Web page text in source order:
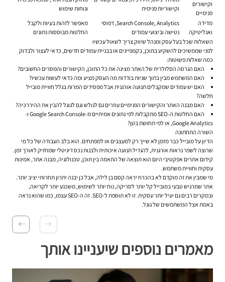
וקישורים
פנימיים
וקישוריות פנימית
ונוחות שימוש
מדידה
ואנליטיקה
Search Console, Analytics, דפוסי
נטישה וביצועי עמודים
מאפשר לזהות בעיות ולקבל
החלטות מבוססות נתונים
השאלות שכל בעל עסק ומנהל שיווק צריך לשאול עכשיו
לפני שממשיכים להשקיע בתוכן, בקמפיינים או בבניית עמודים חדשים, כדאי לעצור ולבדוק
כמה שאלות פשוטות:
האם הגרסה הסלולרית של האתר מציגה את כל התוכן, הקישורים והמסרים החשובים?
האם המשתמש מבין בתוך שניות בודדות מה העסק מציע ומה כדאי לעשות עכשיו?
האם יש עמודים שמקבלים תנועה אורגנית אבל מפסידים המרות בגלל חוויית מובייל
חלשה?
האם מבנה האתר והקישורים הפנימיים עוזרים גם לגולש וגם לגוגל להבין את ההיררכיה?
האם החלטות ה-SEO מתקבלות לפי נתונים אמיתיים מ-Google Search Console ו-
Google Analytics, או לפי תחושת בטן?
השורה התחתונה
הדיון על מובייל כבר מזמן לא שייך רק למעצבים או למפתחים. הוא בלב העבודה של כל מי
שרוצה לשפר נראות אורגנית, להגדיל תנועה איכותית ולבנות נכס דיגיטלי שמחזיק לאורך זמן.
קידום אתרים אפקטיבי היום הוא תוצאה של התאמה בין תוכן, טכנולוגיה, מבנה אתר, אמינות
עסקית וחוויית משתמש.
מי שמבין את זה מוקדם לא בהכרח יראה קסם בן לילה, אבל כן יבנה יתרון תחרותי יציב יותר.
אתר שמרגיש טבעי במובייל קל יותר לסריקה, נוח יותר לשימוש, משכנע יותר לקריאה,
ובמקרים רבים גם יעיל יותר עסקית. זו לא תוספת ל-SEO. זה ה-SEO עצמו, כמו שהוא נראה
באמת אצל המשתמשים של גוגל.
מאמרים נוספים שיעניינו אותך